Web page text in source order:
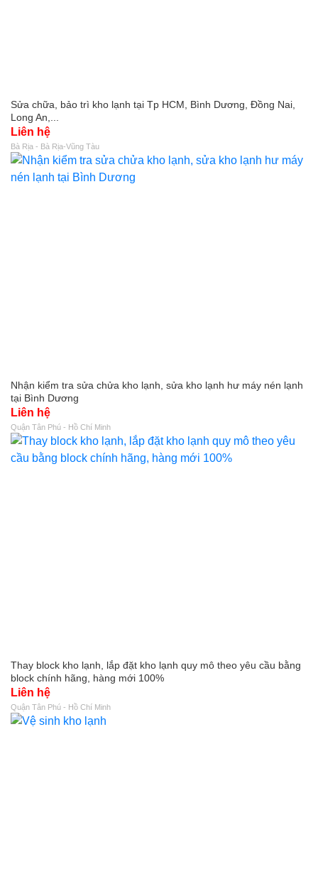
Sửa chữa, bảo trì kho lạnh tại Tp HCM, Bình Dương, Đồng Nai,
Long An,...
Liên hệ
Bà Rịa - Bà Rịa-Vũng Tàu
Nhận kiểm tra sửa chửa kho lạnh, sửa kho lạnh hư máy nén lạnh
tại Bình Dương
Liên hệ
Quận Tân Phú - Hồ Chí Minh
Thay block kho lạnh, lắp đặt kho lạnh quy mô theo yêu cầu bằng
block chính hãng, hàng mới 100%
Liên hệ
Quận Tân Phú - Hồ Chí Minh